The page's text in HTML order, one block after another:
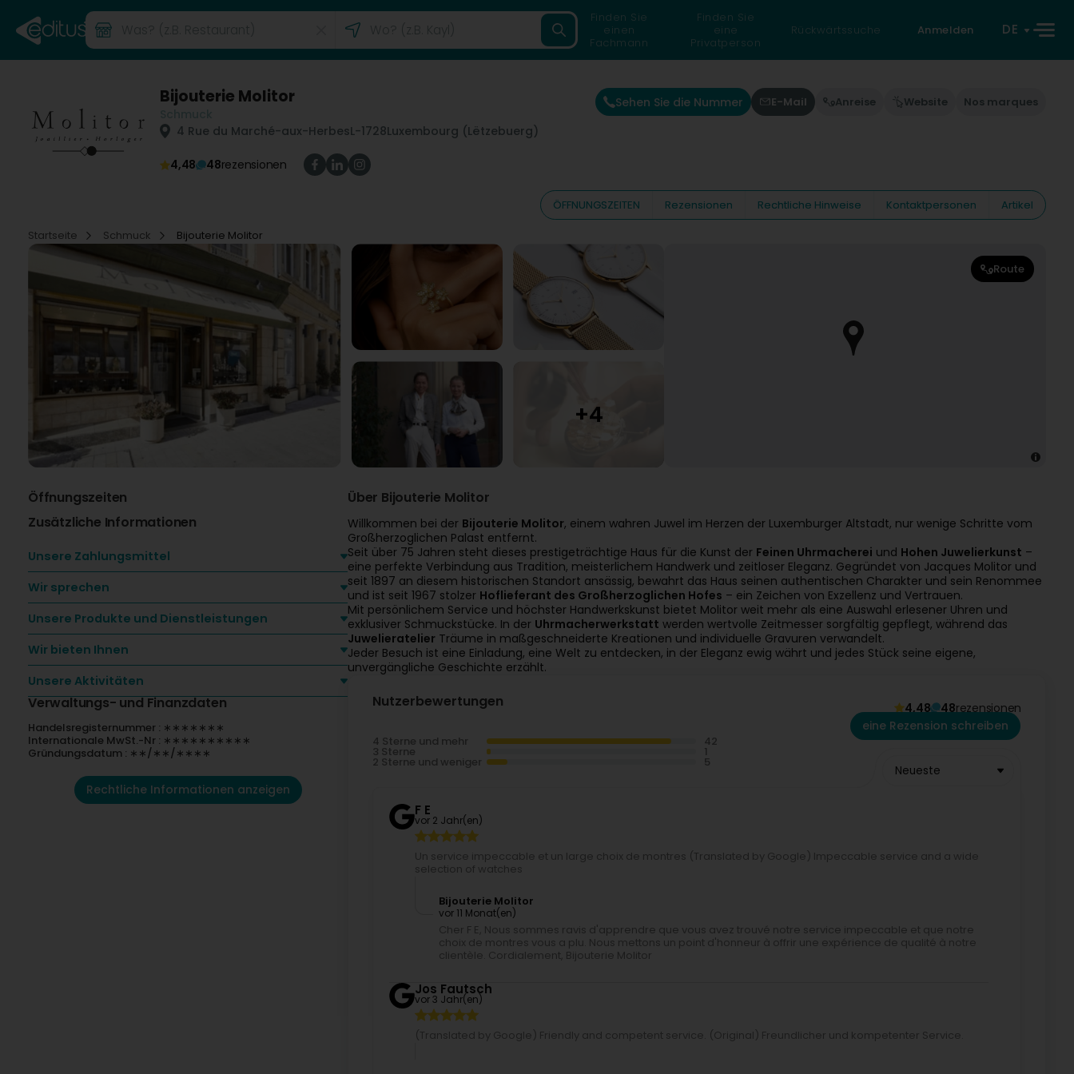
Finden Sie
einen
Fachmann
Finden Sie
eine
Privatperson
Rückwärtssuche Anmelden DE
Bijouterie Molitor
4 Rue du Marché-aux-HerbesL-1728Luxembourg (Lëtzebuerg)
4,48 48rezensionen
Sehen Sie die Nummer E-Mail Anreise Website Nos marques
ÖFFNUNGSZEITEN Rezensionen Rechtliche Hinweise Kontaktpersonen
Artikel
Startseite
Schmuck Bijouterie Molitor
Route
Öffnungszeiten
Zusätzliche Informationen
Unsere Zahlungsmittel
Wir sprechen
Unsere Produkte und Dienstleistungen
Wir bieten Ihnen
Unsere Aktivitäten
Verwaltungs- und Finanzdaten
Handelsregisternummer : ∗∗∗∗∗∗∗
Internationale MwSt.-Nr : ∗∗∗∗∗∗∗∗∗∗
Gründungsdatum : ∗∗/∗∗/∗∗∗∗
Rechtliche Informationen anzeigen
Über Bijouterie Molitor
Willkommen bei der Bijouterie Molitor, einem wahren Juwel im Herzen der Luxemburger Altstadt, nur wenige Schritte vom
Großherzoglichen Palast entfernt.
Seit über 75 Jahren steht dieses prestigeträchtige Haus für die Kunst der Feinen Uhrmacherei und Hohen Juwelierkunst –
eine perfekte Verbindung aus Tradition, meisterlichem Handwerk und zeitloser Eleganz. Gegründet von Jacques Molitor und
seit 1897 an diesem historischen Standort ansässig, bewahrt das Haus seinen authentischen Charakter und sein Renommee
und ist seit 1967 stolzer Hoflieferant des Großherzoglichen Hofes – ein Zeichen von Exzellenz und Vertrauen.
Mit persönlichem Service und höchster Handwerkskunst bietet Molitor weit mehr als eine Auswahl erlesener Uhren und
exklusiver Schmuckstücke. In der Uhrmacherwerkstatt werden wertvolle Zeitmesser sorgfältig gepflegt, während das
Juwelieratelier Träume in maßgeschneiderte Kreationen und individuelle Gravuren verwandelt.
Jeder Besuch ist eine Einladung, eine Welt zu entdecken, in der Eleganz ewig währt und jedes Stück seine eigene,
unvergängliche Geschichte erzählt.
Nutzerbewertungen 4,48 48rezensionen
4 Sterne und mehr
3 Sterne
2 Sterne und weniger
eine Rezension schreiben
Neueste
F E
vor 2 Jahr(en)
Un service impeccable et un large choix de montres (Translated by Google) Impeccable service and a wide
selection of watches
Bijouterie Molitor
vor 11 Monat(en)
Cher F E, Nous sommes ravis d'apprendre que vous avez trouvé notre service impeccable et que notre
choix de montres vous a plu. Nous mettons un point d'honneur à offrir une expérience de qualité à notre
clientèle. Cordialement, Bijouterie Molitor
Jos Fautsch
vor 3 Jahr(en)
(Translated by Google) Friendly and competent service. (Original) Freundlicher und kompetenter Service.